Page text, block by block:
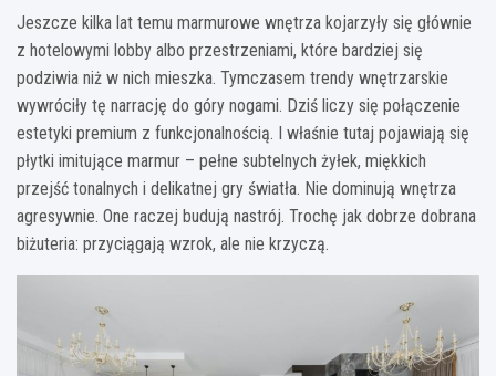
Jeszcze kilka lat temu marmurowe wnętrza kojarzyły się głównie
z hotelowymi lobby albo przestrzeniami, które bardziej się
podziwia niż w nich mieszka. Tymczasem trendy wnętrzarskie
wywróciły tę narrację do góry nogami. Dziś liczy się połączenie
estetyki premium z funkcjonalnością. I właśnie tutaj pojawiają się
płytki imitujące marmur – pełne subtelnych żyłek, miękkich
przejść tonalnych i delikatnej gry światła. Nie dominują wnętrza
agresywnie. One raczej budują nastrój. Trochę jak dobrze dobrana
biżuteria: przyciągają wzrok, ale nie krzyczą.